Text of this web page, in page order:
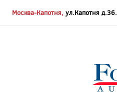
Москва-Капотня, ул.Капотня д.36.